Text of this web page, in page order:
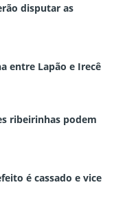
disputar as
entre Lapão e Irecê
ribeirinhas podem
é cassado e vice